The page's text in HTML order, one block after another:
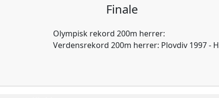
Finale
Olympisk rekord 200m herrer:
Verdensrekord 200m herrer: Plovdiv 1997 -